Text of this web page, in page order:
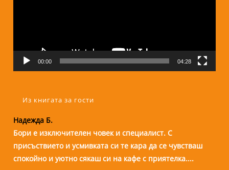
00:00 04:28
Из книгата за гости
Надежда Б.
Бори е изключителен човек и специалист. С
присъствието и усмивката си те кара да се чувстваш
спокойно и уютно сякаш си на кафе с приятелка....